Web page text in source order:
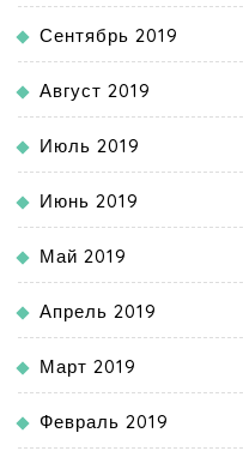
Сентябрь 2019
Август 2019
Июль 2019
Июнь 2019
Май 2019
Апрель 2019
Март 2019
Февраль 2019